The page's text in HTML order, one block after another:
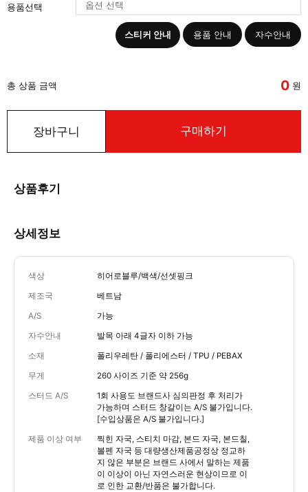
용품선택
스티커 안내 용품 안내 자수안내
총 상품 금액 0 원
장바구니 구매하기
상품후기
상세정보
색상 히어로블루/백색/선셋핑크
제조국 베트남
A/S 가능
자수안내 발목 아래 4글자 이하 가능
소재 폴리우레탄 / 폴리에스터 / TPU / PEBAX
무게 260 사이즈 기준 약 256g
스터드 A/S
1회 사용도 브랜드사 심의판정 후 처리가
가능하며 스터드 창갈이는 A/S 불가입니다.
[수입상품은 A/S 불가입니다.]
제품 이상 여부
찍힌 자국, 스티치 마감, 본드 자국, 본드칠,
볼펜 자국 등 대량생산제품공정상 정교하
지 않은 부분은 브랜드 사에서 말하는 제품
이 이상이 아닌 자연스러운 현상이므로 이
로 인한 교환/반품은 불가합니다.